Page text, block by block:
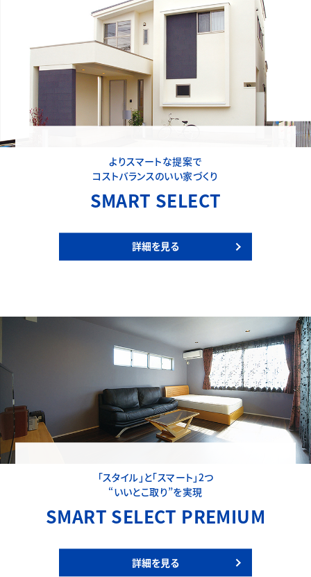
よりスマートな提案で
コストバランスのいい家づくり
SMART SELECT
詳細を見る
「スタイル」と「スマート」2つ
“いいとこ取り”を実現
SMART SELECT PREMIUM
詳細を見る